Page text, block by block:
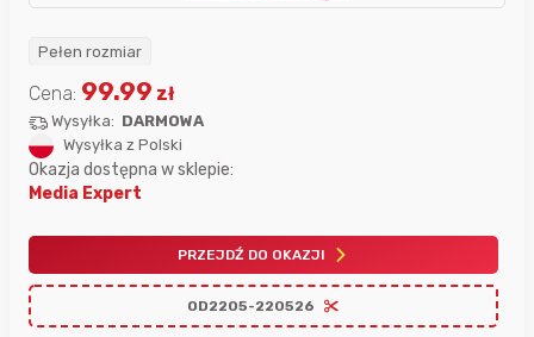
Pełen rozmiar
Cena: 99.99 zł
Wysyłka: DARMOWA
Wysyłka z Polski
Okazja dostępna w sklepie:
Media Expert
PRZEJDŹ DO OKAZJI
OD2205-220526